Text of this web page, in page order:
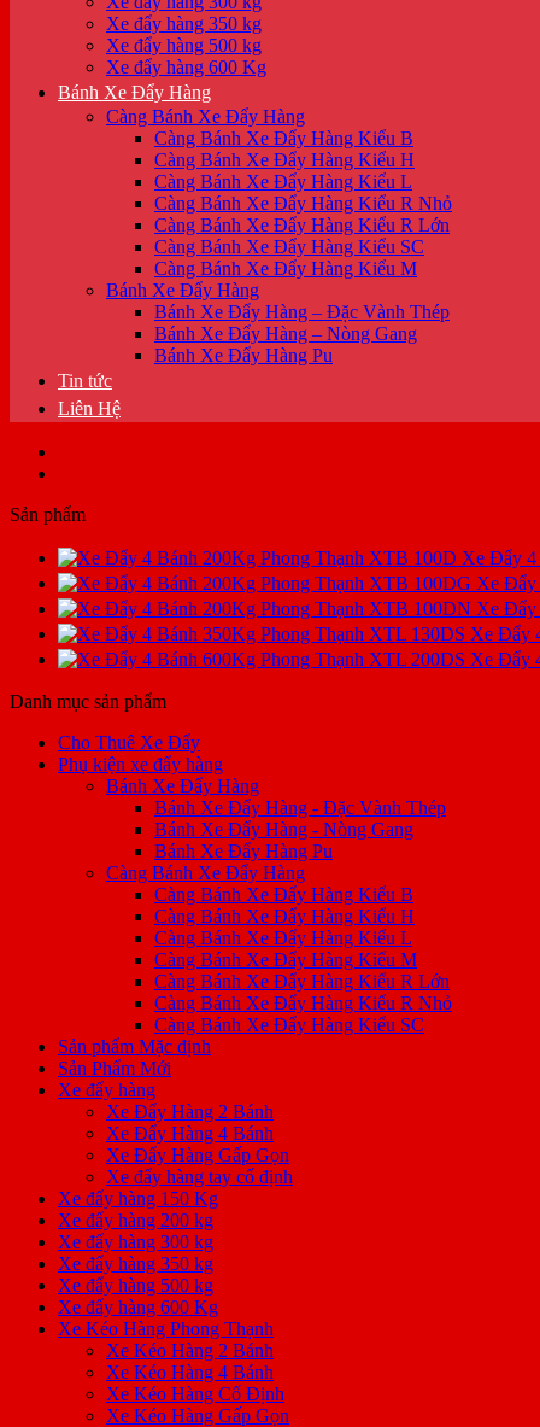
Xe đẩy hàng 350 kg
Xe đẩy hàng 500 kg
Xe đẩy hàng 600 Kg
Bánh Xe Đẩy Hàng
Càng Bánh Xe Đẩy Hàng
Càng Bánh Xe Đẩy Hàng Kiểu B
Càng Bánh Xe Đẩy Hàng Kiểu H
Càng Bánh Xe Đẩy Hàng Kiểu L
Càng Bánh Xe Đẩy Hàng Kiểu R Nhỏ
Càng Bánh Xe Đẩy Hàng Kiểu R Lớn
Càng Bánh Xe Đẩy Hàng Kiểu SC
Càng Bánh Xe Đẩy Hàng Kiểu M
Bánh Xe Đẩy Hàng
Bánh Xe Đẩy Hàng – Đặc Vành Thép
Bánh Xe Đẩy Hàng – Nòng Gang
Bánh Xe Đẩy Hàng Pu
Tin tức
Liên Hệ
Sản phẩm
Xe Đẩy 4
Xe Đẩy
Xe Đẩy
Xe Đẩy
Xe Đẩy
Danh mục sản phẩm
Cho Thuê Xe Đẩy
Phụ kiện xe đẩy hàng
Bánh Xe Đẩy Hàng
Bánh Xe Đẩy Hàng - Đặc Vành Thép
Bánh Xe Đẩy Hàng - Nòng Gang
Bánh Xe Đẩy Hàng Pu
Càng Bánh Xe Đẩy Hàng
Càng Bánh Xe Đẩy Hàng Kiểu B
Càng Bánh Xe Đẩy Hàng Kiểu H
Càng Bánh Xe Đẩy Hàng Kiểu L
Càng Bánh Xe Đẩy Hàng Kiểu M
Càng Bánh Xe Đẩy Hàng Kiểu R Lớn
Càng Bánh Xe Đẩy Hàng Kiểu R Nhỏ
Càng Bánh Xe Đẩy Hàng Kiểu SC
Sản phẩm Mặc định
Sản Phẩm Mới
Xe đẩy hàng
Xe Đẩy Hàng 2 Bánh
Xe Đẩy Hàng 4 Bánh
Xe Đẩy Hàng Gấp Gọn
Xe đẩy hàng tay cố định
Xe đẩy hàng 150 Kg
Xe đẩy hàng 200 kg
Xe đẩy hàng 300 kg
Xe đẩy hàng 350 kg
Xe đẩy hàng 500 kg
Xe đẩy hàng 600 Kg
Xe Kéo Hàng Phong Thạnh
Xe Kéo Hàng 2 Bánh
Xe Kéo Hàng 4 Bánh
Xe Kéo Hàng Cố Định
Xe Kéo Hàng Gấp Gọn